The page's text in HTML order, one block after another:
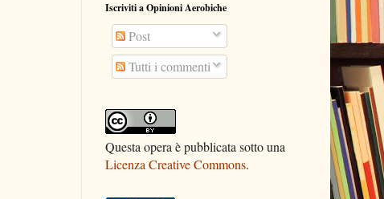
Iscriviti a Opinioni Aerobiche
Post
Tutti i commenti
Questa opera è pubblicata sotto una
Licenza Creative Commons.